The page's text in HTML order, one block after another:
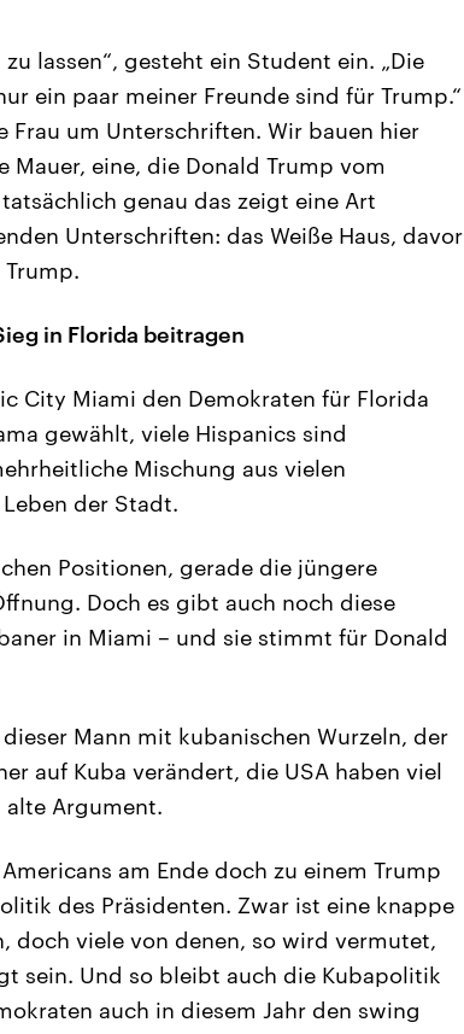
lassen“, gesteht ein Student ein. „Die
ein paar meiner Freunde sind für Trump.“
um Unterschriften. Wir bauen hier
Mauer, eine, die Donald Trump vom
genau das zeigt eine Art
Unterschriften: das Weiße Haus, davor
in Florida beitragen
City Miami den Demokraten für Florida
gewählt, viele Hispanics sind
Mischung aus vielen
der Stadt.
Positionen, gerade die jüngere
Doch es gibt auch noch diese
in Miami – und sie stimmt für Donald
Mann mit kubanischen Wurzeln, der
auf Kuba verändert, die USA haben viel
alte Argument.
am Ende doch zu einem Trump
des Präsidenten. Zwar ist eine knappe
doch viele von denen, so wird vermutet,
sein. Und so bleibt auch die Kubapolitik
auch in diesem Jahr den swing